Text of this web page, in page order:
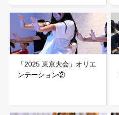
「2025 東京大会」オリエ
ンテーション②